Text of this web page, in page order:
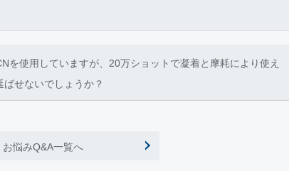
ください。
い合わせフォームよりお問い合わせください。
≫
ン(既存需要家も対象)
を使用していますが、20万ショットで凝着と摩耗により使え
せないでしょうか？
お悩みQ&A一覧へ